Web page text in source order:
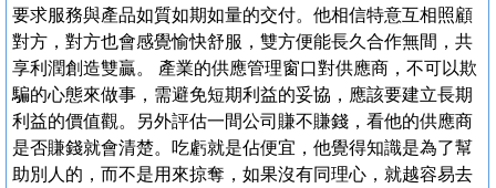
要求服務與產品如質如期如量的交付。他相信特意互相照顧
對方，對方也會感覺愉快舒服，雙方便能長久合作無間，共
享利潤創造雙贏。 產業的供應管理窗口對供應商，不可以欺
騙的心態來做事，需避免短期利益的妥協，應該要建立長期
利益的價值觀。另外評估一間公司賺不賺錢，看他的供應商
是否賺錢就會清楚。吃虧就是佔便宜，他覺得知識是為了幫
助別人的，而不是用來掠奪，如果沒有同理心，就越容易去